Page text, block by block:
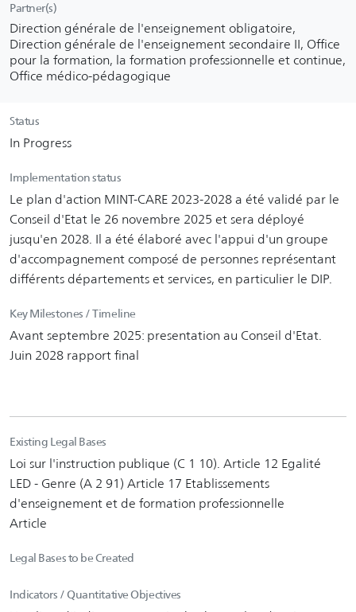
Partner(s)
Direction générale de l'enseignement obligatoire,
Direction générale de l'enseignement secondaire II, Office
pour la formation, la formation professionnelle et continue,
Office médico-pédagogique
Status
In Progress
Implementation status
Le plan d'action MINT-CARE 2023-2028 a été validé par le
Conseil d'Etat le 26 novembre 2025 et sera déployé
jusqu'en 2028. Il a été élaboré avec l'appui d'un groupe
d'accompagnement composé de personnes représentant
différents départements et services, en particulier le DIP.
Key Milestones / Timeline
Avant septembre 2025: presentation au Conseil d'Etat.
Juin 2028 rapport final
Existing Legal Bases
Loi sur l'instruction publique (C 1 10). Article 12 Egalité
LED - Genre (A 2 91) Article 17 Etablissements
d'enseignement et de formation professionnelle
Article
Legal Bases to be Created
Indicators / Quantitative Objectives